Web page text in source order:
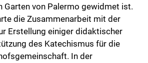
Garten von Palermo gewidmet ist.
die Zusammenarbeit mit der
Erstellung einiger didaktischer
des Katechismus für die
In der